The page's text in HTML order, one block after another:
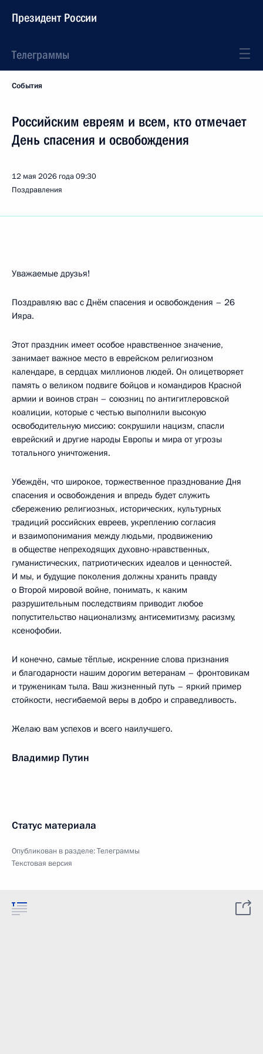
Президент России
Телеграммы
События
Российским евреям и всем, кто отмечает
День спасения и освобождения
12 мая 2026 года09:30
Поздравления
Уважаемые друзья!
Поздравляю вас с Днём спасения и освобождения – 26
Ияра.
Этот праздник имеет особое нравственное значение,
занимает важное место в еврейском религиозном
календаре, в сердцах миллионов людей. Он олицетворяет
память о великом подвиге бойцов и командиров Красной
армии и воинов стран – союзниц по антигитлеровской
коалиции, которые с честью выполнили высокую
освободительную миссию: сокрушили нацизм, спасли
еврейский и другие народы Европы и мира от угрозы
тотального уничтожения.
Убеждён, что широкое, торжественное празднование Дня
спасения и освобождения и впредь будет служить
сбережению религиозных, исторических, культурных
традиций российских евреев, укреплению согласия
и взаимопонимания между людьми, продвижению
в обществе непреходящих духовно-нравственных,
гуманистических, патриотических идеалов и ценностей.
И мы, и будущие поколения должны хранить правду
о Второй мировой войне, понимать, к каким
разрушительным последствиям приводит любое
попустительство национализму, антисемитизму, расизму,
ксенофобии.
И конечно, самые тёплые, искренние слова признания
и благодарности нашим дорогим ветеранам – фронтовикам
и труженикам тыла. Ваш жизненный путь – яркий пример
стойкости, несгибаемой веры в добро и справедливость.
Желаю вам успехов и всего наилучшего.
Владимир Путин
Статус материала
Опубликован в разделе:Телеграммы
Текстовая версия